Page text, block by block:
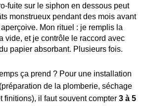
fuite sur le siphon en dessous peut
monstrueux pendant des mois avant
aperçoive. Mon rituel : je remplis la
vide, et je contrôle le raccord avec
papier absorbant. Plusieurs fois.
ça prend ? Pour une installation
de la plomberie, séchage
finitions), il faut souvent compter 3 à 5